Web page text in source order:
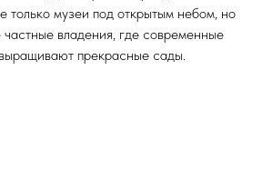
только музеи под открытым небом, но
частные владения, где современные
прекрасные сады.